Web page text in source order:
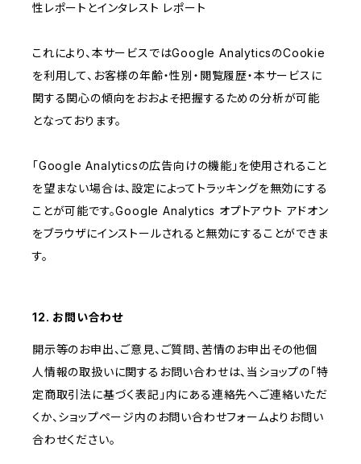
性レポートとインタレスト レポート
これにより、本サービスではGoogle AnalyticsのCookie
を利用して、お客様の年齢・性別・閲覧履歴・本サービスに
関する関心の傾向をおおよそ把握するための分析が可能
となっております。
「Google Analyticsの広告向けの機能」を使用されること
を望まない場合は、設定によってトラッキングを無効にする
ことが可能です。Google Analytics オプトアウト アドオン
をブラウザにインストールされると無効にすることができま
す。
12. お問い合わせ
開示等のお申出、ご意見、ご質問、苦情のお申出その他個
人情報の取扱いに関するお問い合わせは、当ショップの「特
定商取引法に基づく表記」内にある連絡先へご連絡いただ
くか、ショップページ内のお問い合わせフォームよりお問い
合わせください。